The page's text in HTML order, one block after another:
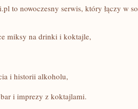
to nowoczesny serwis, który łączy w
miksy na drinki i koktajle,
i historii alkoholu,
i imprezy z koktajlami.